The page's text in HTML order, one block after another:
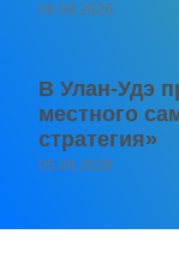
06.08.2026
В Улан-Удэ
местного
стратегия»
05.08.2026